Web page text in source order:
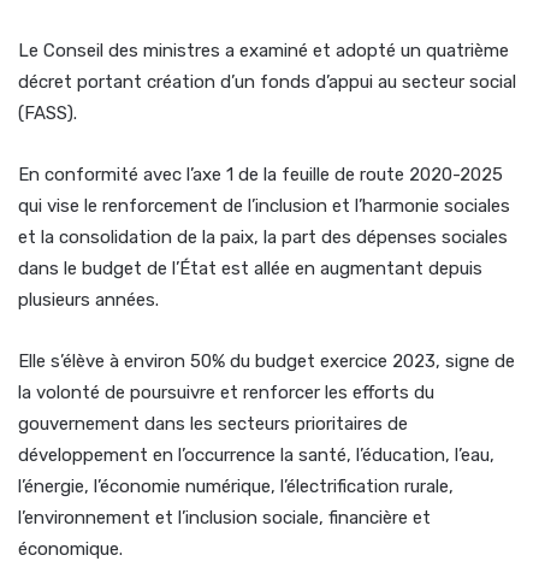
Le Conseil des ministres a examiné et adopté un quatrième
décret portant création d’un fonds d’appui au secteur social
(FASS).
En conformité avec l’axe 1 de la feuille de route 2020-2025
qui vise le renforcement de l’inclusion et l’harmonie sociales
et la consolidation de la paix, la part des dépenses sociales
dans le budget de l’État est allée en augmentant depuis
plusieurs années.
Elle s’élève à environ 50% du budget exercice 2023, signe de
la volonté de poursuivre et renforcer les efforts du
gouvernement dans les secteurs prioritaires de
développement en l’occurrence la santé, l’éducation, l’eau,
l’énergie, l’économie numérique, l’électrification rurale,
l’environnement et l’inclusion sociale, financière et
économique.